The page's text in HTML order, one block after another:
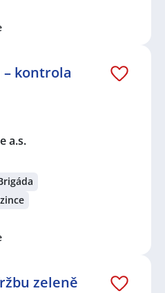
– kontrola
a.s.
zeleně